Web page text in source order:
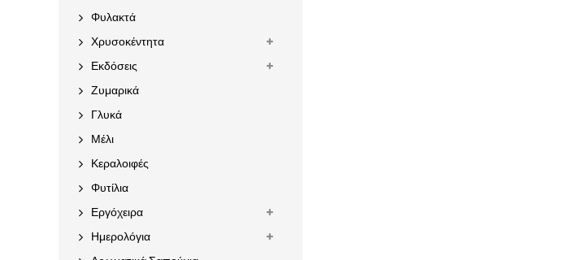
Φυλακτά
Χρυσοκέντητα
Εκδόσεις
Ζυμαρικά
Γλυκά
Μέλι
Κεραλοιφές
Φυτίλια
Εργόχειρα
Ημερολόγια